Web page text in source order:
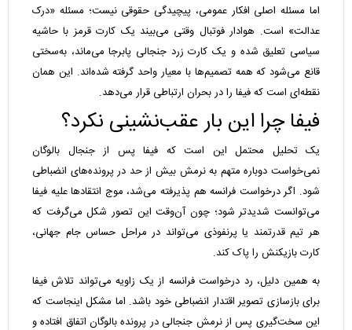
اما مسئله اصلی افکار عمومی، پیچیدگی حقوقی نیست؛ مسئله «درک
عدالت» است. هوادار فوتبال وقتی می‌بیند یک کارت قرمز با حاشیه
سیاسی تعلیق شده و یک کارت زرد جنجالی پابرجا می‌ماند، به‌سختی
قانع می‌شود که همه تصمیم‌ها با معیار واحد گرفته شده‌اند. این همان
نقطه‌ای است که فیفا را در بحران ارتباطی قرار می‌دهد.
فیفا چرا این بار عقب‌نشینی نکرد؟
یک تحلیل محتمل این است که فیفا پس از جنجال بالوگان
نمی‌خواست دوباره متهم به نرمش بیش از حد در پرونده‌های انضباطی
شود. اگر درخواست فرانسه هم پذیرفته می‌شد، موج انتقادها علیه فیفا
می‌توانست شدیدتر شود؛ چون آن‌وقت این تصور شکل می‌گرفت که
هر تیم قدرتمند یا پرنفوذی می‌تواند در مراحل حساس جام جهانی،
کارت بازیکنش را پاک کند.
به همین دلیل، رد درخواست فرانسه از یک زاویه می‌تواند تلاش فیفا
برای بازسازی تصویر اقتدار انضباطی خود باشد. اما مشکل اینجاست که
این سخت‌گیری پس از نرمش جنجالی در پرونده بالوگان اتفاق افتاده و